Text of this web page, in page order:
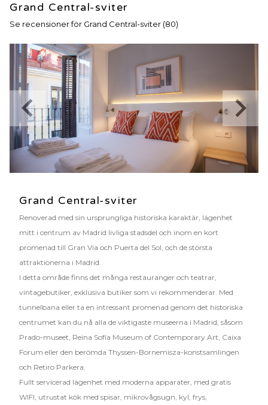
Grand Central-sviter
Se recensioner för Grand Central-sviter (80)
Grand Central-sviter
Renoverad med sin ursprungliga historiska karaktär, lägenhet
mitt i centrum av Madrid livliga stadsdel och inom en kort
promenad till Gran Via och Puerta del Sol, och de största
attraktionerna i Madrid.
I detta område finns det många restauranger och teatrar,
vintagebutiker, exklusiva butiker som vi rekommenderar. Med
tunnelbana eller ta en intressant promenad genom det historiska
centrumet kan du nå alla de viktigaste museerna i Madrid, såsom
Prado-museet, Reina Sofía Museum of Contemporary Art, Caixa
Forum eller den berömda Thyssen-Bornemisza-konstsamlingen
och Retiro Parkera.
Fullt servicerad lägenhet med moderna apparater, med gratis
WIFI, utrustat kök med spisar, mikrovågsugn, kyl, frys,